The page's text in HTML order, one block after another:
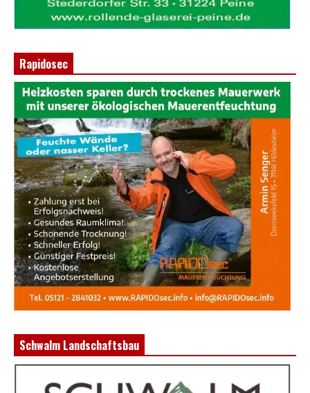
Rapidosec
Schwalm Landschaftsbau